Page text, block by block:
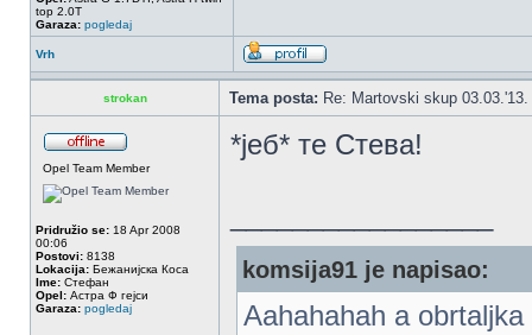
top 2.0T
Garaza: pogledaj
Vrh
strokan Tema posta: Re: Martovski skup 03.03.'13.
Opel Team Member
Pridružio se: 18 Apr 2008
00:06
Postovi: 8138
Lokacija: Бежанијска Коса
Ime: Стефан
Opel: Астра Ф гејси
Garaza: pogledaj
*јеб* те Стева!
komsija91 je napisao:
Aahahahah a